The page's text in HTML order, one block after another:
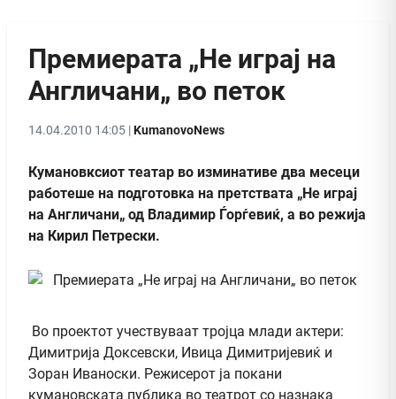
Премиерата „Не играј на
Англичани„ во петок
14.04.2010 14:05 |KumanovoNews
Кумановксиот театар во изминативе два месеци
работеше на подготовка на претствата „Не играј
на Англичани„ од Владимир Ѓорѓевиќ, а во режија
на Кирил Петрески.
Во проектот учествуваат тројца млади актери:
Димитрија Доксевски, Ивица Димитријевиќ и
Зоран Иваноски. Режисерот ја покани
кумановската публика во театрот со назнака